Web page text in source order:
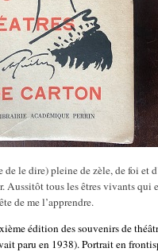
de le dire) pleine de zèle, de foi et
Aussitôt tous les êtres vivants qui
de me l’apprendre.
édition des souvenirs de
paru en 1938). Portrait en